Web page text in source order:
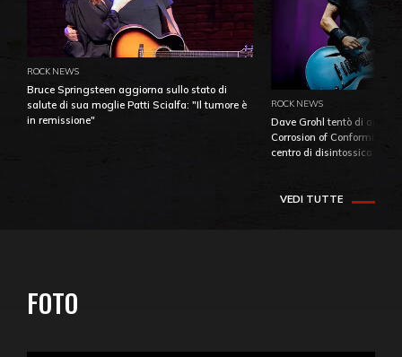
ROCK NEWS
Bruce Springsteen aggiorna sullo stato di
salute di sua moglie Patti Scialfa: "Il tumore è
in remissione"
ROCK NEWS
Dave Grohl tentò di
Corrosion of Conformity
centro di
VEDI TUTTE
FOTO